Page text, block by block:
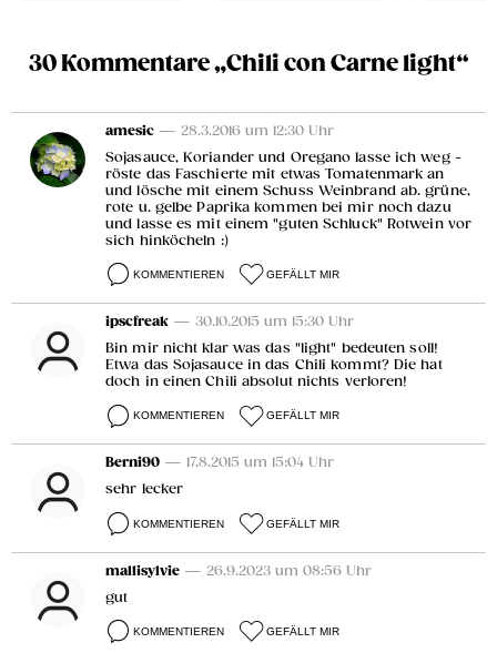
30 Kommentare „Chili con Carne light“
amesic — 28.3.2016 um 12:30 Uhr
Sojasauce, Koriander und Oregano lasse ich weg -
röste das Faschierte mit etwas Tomatenmark an
und lösche mit einem Schuss Weinbrand ab. grüne,
rote u. gelbe Paprika kommen bei mir noch dazu
und lasse es mit einem "guten Schluck" Rotwein vor
sich hinköcheln :)
KOMMENTIEREN GEFÄLLT MIR
ipscfreak — 30.10.2015 um 15:30 Uhr
Bin mir nicht klar was das "light" bedeuten soll!
Etwa das Sojasauce in das Chili kommt? Die hat
doch in einen Chili absolut nichts verloren!
KOMMENTIEREN GEFÄLLT MIR
Berni90 — 17.8.2015 um 15:04 Uhr
sehr lecker
KOMMENTIEREN GEFÄLLT MIR
mallisylvie — 26.9.2023 um 08:56 Uhr
gut
KOMMENTIEREN GEFÄLLT MIR